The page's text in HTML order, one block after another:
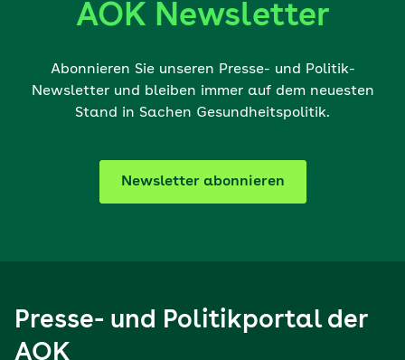
AOK Newsletter
Abonnieren Sie unseren Presse- und Politik-
Newsletter und bleiben immer auf dem neuesten
Stand in Sachen Gesundheitspolitik.
Newsletter abonnieren
Presse- und Politikportal der
AOK